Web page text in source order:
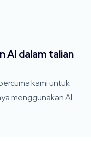
AI dalam talian
kami untuk
menggunakan AI.